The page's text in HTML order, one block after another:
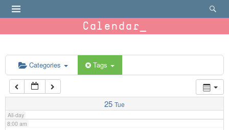
Calendar
Categories Tags
25 Tue
All-day
6:00 am
7:00 am
8:00 am